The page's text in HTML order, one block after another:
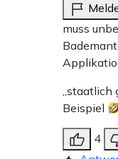
muss
„staatlich
Beispiel
4